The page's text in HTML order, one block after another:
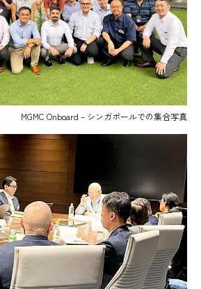
MGMC Onboard – シンガポールでの集合写真